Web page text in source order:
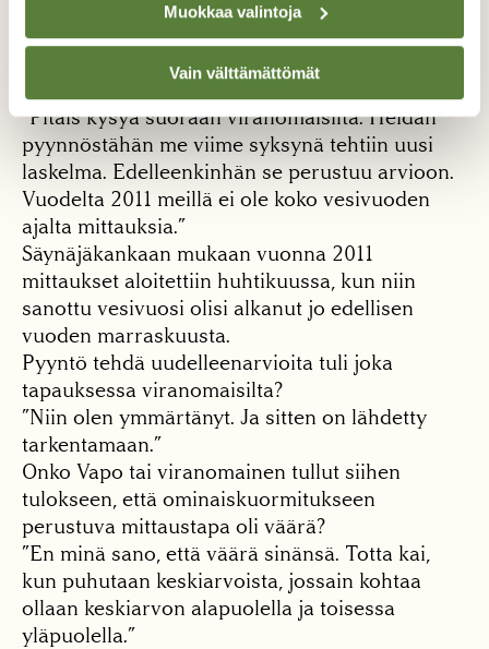
Muokkaa valintoja
Vain välttämättömät
Miksi arviota Kalmunevan
kiintoainekuormituksesta sitten nostettiin
elokuussa 2013 moninkertaiseksi aiemmasta?
”Pitäis kysyä suoraan viranomaisilta. Heidän
pyynnöstähän me viime syksynä tehtiin uusi
laskelma. Edelleenkinhän se perustuu arvioon.
Vuodelta 2011 meillä ei ole koko vesivuoden
ajalta mittauksia.”
Säynäjäkankaan mukaan vuonna 2011
mittaukset aloitettiin huhtikuussa, kun niin
sanottu vesivuosi olisi alkanut jo edellisen
vuoden marraskuusta.
Pyyntö tehdä uudelleenarvioita tuli joka
tapauksessa viranomaisilta?
”Niin olen ymmärtänyt. Ja sitten on lähdetty
tarkentamaan.”
Onko Vapo tai viranomainen tullut siihen
tulokseen, että ominaiskuormitukseen
perustuva mittaustapa oli väärä?
”En minä sano, että väärä sinänsä. Totta kai,
kun puhutaan keskiarvoista, jossain kohtaa
ollaan keskiarvon alapuolella ja toisessa
yläpuolella.”